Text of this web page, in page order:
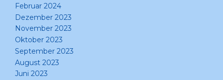
Februar 2024
Dezember 2023
November 2023
Oktober 2023
September 2023
August 2023
Juni 2023